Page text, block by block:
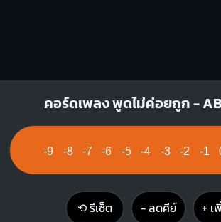
O O O
1
3
X
1 2
4
คอร์ดเพลง พูดไม่ค่อยถูก -
-9 -8 -7 -6 -5 -4 -3 -2 -1
⟲ รีเซ็ต − ลดคีย์ +